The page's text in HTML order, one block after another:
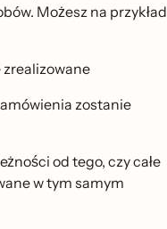
Możesz na przykład
zrealizowane
zostanie
od tego, czy całe
w tym samym